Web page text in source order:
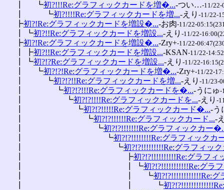
┃ 　 ┗初?!!!Re:グラフィックカードを増�...-つい…-11/22-
┃ 　 　 ┗初?!!!!Re:グラフィックカードを増...-えり -11/22-
┣初?!Re:グラフィックカードを増設�...-お肉-11/22-
┃ ┗初?!!Re:グラフィックカードを増設...-えり -11/22-
┣初?!Re:グラフィックカードを増設�...-Zry+-11/22-
┃ ┣初?!!Re:グラフィックカードを増設...-KSAN-11/22-
┃ ┗初?!?Re:グラフィックカードを増設...-えり -11/22-
┃ 　 ┗初?!?!Re:グラフィックカードを増�...-Zry+-11/22-
┃ 　 　 ┗初?!?!!Re:グラフィックカードを増...-えり -11/23-
┃ 　 　 　 ┗初?!?!!!Re:グラフィックカードを�...-うにゅ-
┃ 　 　 　 　 ┗初?!?!!!!Re:グラフィックカードを...-えり -
┃ 　 　 　 　 　 ┗初?!?!!!!!Re:グラフィックカード�...-う
┃ 　 　 　 　 　 　 ┗初?!?!!!!!!Re:グラフィックカード...-
┃ 　 　 　 　 　 　 　 ┗初?!?!!!!!!!Re:グラフィックカー
┃ 　 　 　 　 　 　 　 　 ┗初?!?!!!!!!!!Re:グラフィックカ
┃ 　 　 　 　 　 　 　 　 　 ┗初?!?!!!!!!!!!Re:グラフィッ
┃ 　 　 　 　 　 　 　 　 　 　 ┣初?!?!!!!!!!!!!Re:グラフィ
┃ 　 　 　 　 　 　 　 　 　 　 ┃ ┗初?!?!!!!!!!!!!!Re:グラ
┃ 　 　 　 　 　 　 　 　 　 　 ┃ 　 ┗初?!?!!!!!!!!!!!!Re:グ
┃ 　 　 　 　 　 　 　 　 　 　 ┃ 　 　 ┗初